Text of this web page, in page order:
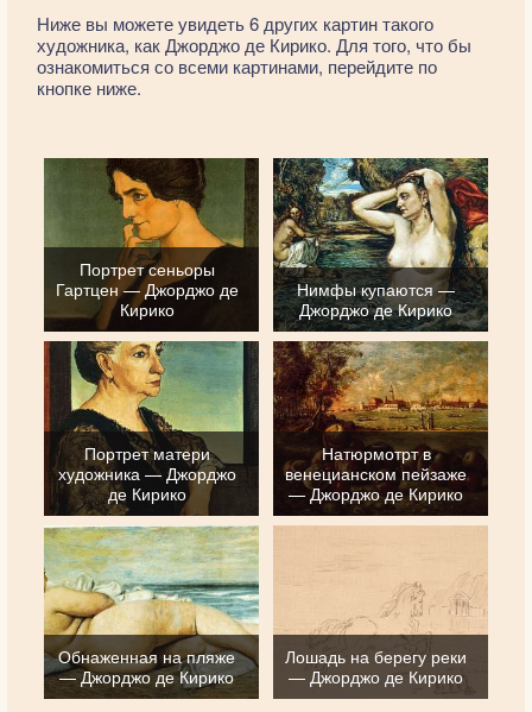
Ниже вы можете увидеть 6 других картин такого
художника, как Джорджо де Кирико. Для того, что бы
ознакомиться со всеми картинами, перейдите по
кнопке ниже.
Портрет сеньоры
Гартцен — Джорджо де
Кирико
Нимфы купаются —
Джорджо де Кирико
Портрет матери
художника — Джорджо
де Кирико
Натюрмотрт в
венецианском пейзаже
— Джорджо де Кирико
Обнаженная на пляже
— Джорджо де Кирико
Лошадь на берегу реки
— Джорджо де Кирико